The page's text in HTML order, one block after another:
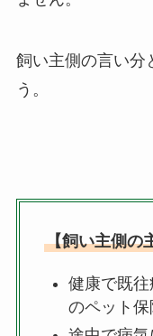
飼い主側の言い分
う。
【飼い主側の
健康で既
のペット保